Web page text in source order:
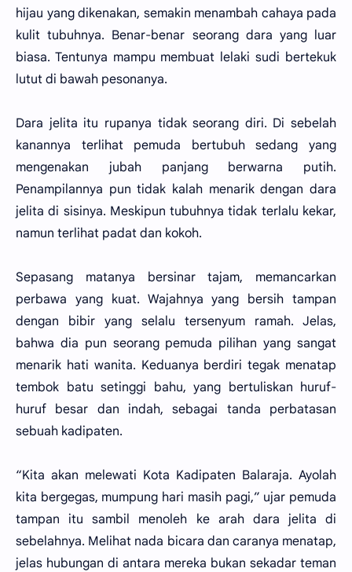
hijau yang dikenakan, semakin menambah cahaya pada
kulit tubuhnya. Benar-benar seorang dara yang luar
biasa. Tentunya mampu membuat lelaki sudi bertekuk
lutut di bawah pesonanya.
Dara jelita itu rupanya tidak seorang diri. Di sebelah
kanannya terlihat pemuda bertubuh sedang yang
mengenakan jubah panjang berwarna putih.
Penampilannya pun tidak kalah menarik dengan dara
jelita di sisinya. Meskipun tubuhnya tidak terlalu kekar,
namun terlihat padat dan kokoh.
Sepasang matanya bersinar tajam, memancarkan
perbawa yang kuat. Wajahnya yang bersih tampan
dengan bibir yang selalu tersenyum ramah. Jelas,
bahwa dia pun seorang pemuda pilihan yang sangat
menarik hati wanita. Keduanya berdiri tegak menatap
tembok batu setinggi bahu, yang bertuliskan huruf-
huruf besar dan indah, sebagai tanda perbatasan
sebuah kadipaten.
“Kita akan melewati Kota Kadipaten Balaraja. Ayolah
kita bergegas, mumpung hari masih pagi,” ujar pemuda
tampan itu sambil menoleh ke arah dara jelita di
sebelahnya. Melihat nada bicara dan caranya menatap,
jelas hubungan di antara mereka bukan sekadar teman